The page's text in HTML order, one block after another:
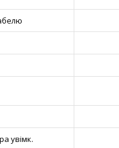
увімк.